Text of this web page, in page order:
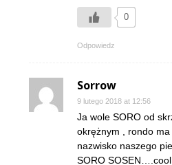
0
Odpowiedz
Sorrow
9 lutego 2018 at 12:56
Ja wole SORO od
okrężnym , rondo
nazwisko naszego
SORO SOSEN….cool